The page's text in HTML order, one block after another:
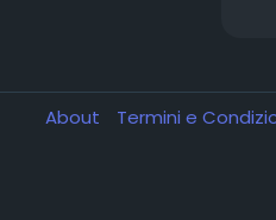
About Termini e